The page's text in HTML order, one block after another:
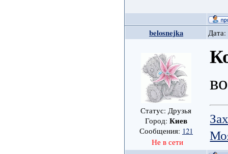
belosnejka
Статус: Друзья
Город: Киев
Сообщения: 121
Не в сети